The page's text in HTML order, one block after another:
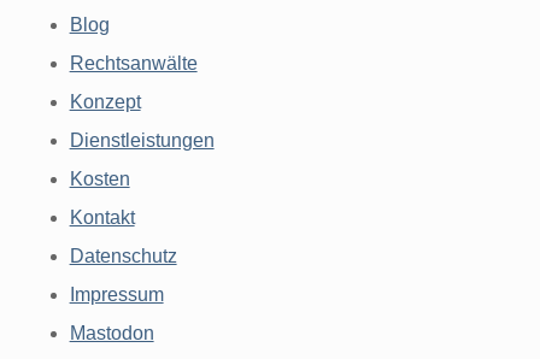
Blog
Rechtsanwälte
Konzept
Dienstleistungen
Kosten
Kontakt
Datenschutz
Impressum
Mastodon